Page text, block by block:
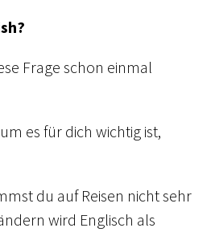
Frage schon einmal
es für dich wichtig ist,
du auf Reisen nicht sehr
wird Englisch als